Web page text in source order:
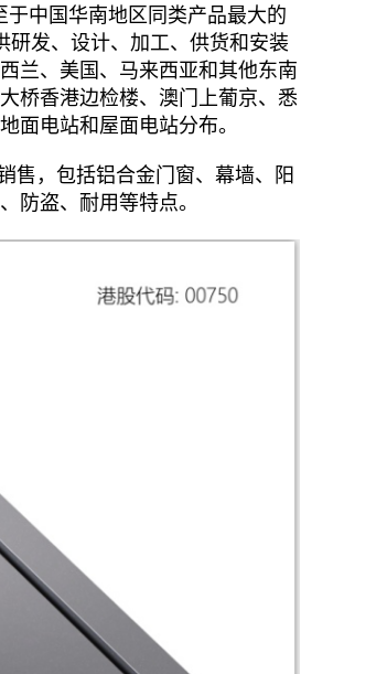
中国华南地区同类产品最大的
发、设计、加工、供货和安装
兰、美国、马来西亚和其他东南
桥香港边检楼、澳门上葡京、悉
面电站和屋面电站分布。
售，包括铝合金门窗、幕墙、阳
防盗、耐用等特点。